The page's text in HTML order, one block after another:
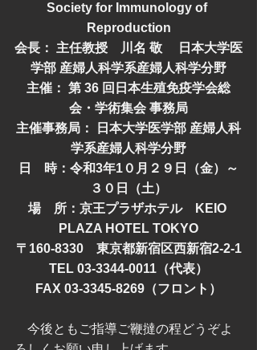
Society for Immunology of
Reproduction
会長： 主任教授　川名 敬　 日本大学医
学部 産婦人科学系産婦人科学分野
主催： 第 36 回日本生殖免疫学会総
会・学術集会 事務局
主催事務局： 日本大学医学部 産婦人科
学系産婦人科学分野
日　時：令和3年1０月２９日（金）～
３０日（土）
場　所：京王プラザホテル　KEIO
PLAZA HOTEL TOKYO
〒160-8330　東京都新宿区西新宿2-2-1
TEL 03-3344-0011（代表）
FAX 03-3345-8269（フロント）
今後ともご指導ご鞭撻の程どうぞよ